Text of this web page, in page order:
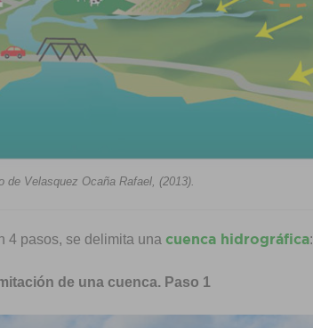
de Velasquez Ocaña Rafael, (2013).
4 pasos, se delimita una cuenca hidrográfica:
de una cuenca. Paso 1